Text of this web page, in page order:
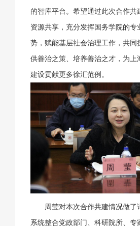
的智库平台。希望通过此次合作共
资源共享，充分发挥国务学院的专
势，赋能基层社会治理工作，共同
供善治之策、培养善治之才，为上
建设贡献更多徐汇范例。
周莹对本次合作共建情况做了
系统整合党政部门、科研院所、专